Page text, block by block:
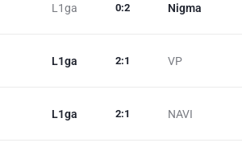
L1ga Nigma
0:2
L1ga VP
2:1
L1ga NAVI
2:1